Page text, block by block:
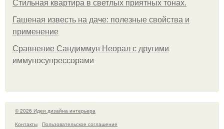
Стильная квартира в светлых приятных тонах.
Гашеная известь на даче: полезные свойства и
применение
Сравнение Сандиммун Неорал с другими
иммуносупрессорами
© 2026 Идеи дизайна интерьера
Контакты
Пользовательское соглашение